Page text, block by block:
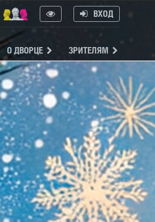
ВХОД
О ДВОРЦЕ ЗРИТЕЛЯМ